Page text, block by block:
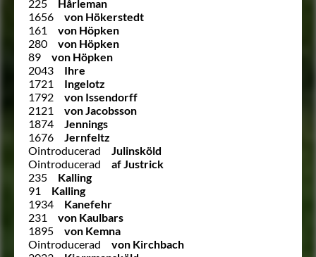
225
Hårleman
1656
von Hökerstedt
161
von Höpken
280
von Höpken
89
von Höpken
2043
Ihre
1721
Ingelotz
1792
von Issendorff
2121
von Jacobsson
1874
Jennings
1676
Jernfeltz
Ointroducerad
Julinsköld
Ointroducerad
af Justrick
235
Kalling
91
Kalling
1934
Kanefehr
231
von Kaulbars
1895
von Kemna
Ointroducerad
von Kirchbach